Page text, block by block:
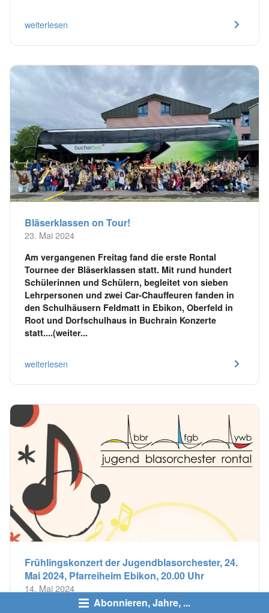
Abonnieren, Jahre, ...
weiterlesen
Bläserklassen on Tour!
23. Mai 2024
Am vergangenen Freitag fand die erste Rontal
Tournee der Bläserklassen statt. Mit rund hundert
Schülerinnen und Schülern, begleitet von sieben
Lehrpersonen und zwei Car-Chauffeuren fanden in
den Schulhäusern Feldmatt in Ebikon, Oberfeld in
Root und Dorfschulhaus in Buchrain Konzerte
statt....(weiter...
weiterlesen
Frühlingskonzert der Jugendblasorchester, 24.
Mai 2024, Pfarreiheim Ebikon, 20.00 Uhr
14. Mai 2024
Nach der herausragenden Leistungen am